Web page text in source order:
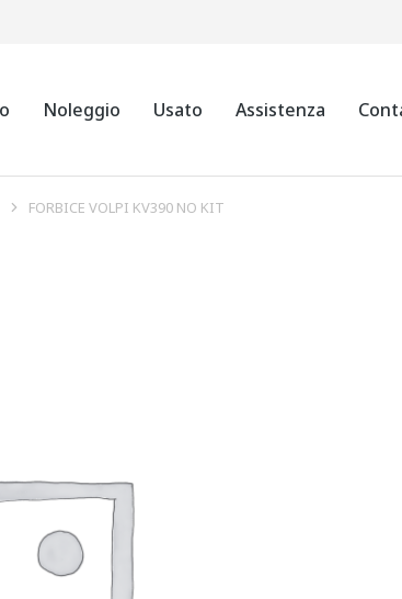
Noleggio Usato Assistenza
FORBICE VOLPI KV390 NO KIT